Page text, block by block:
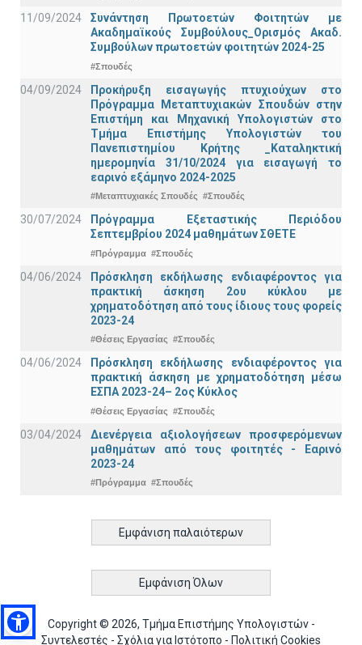
11/09/2024
Συνάντηση Πρωτοετών Φοιτητών με
Ακαδημαϊκούς Συμβούλους_Ορισμός Ακαδ.
Συμβούλων πρωτοετών φοιτητών 2024-25
#Σπουδές
04/09/2024
Προκήρυξη εισαγωγής πτυχιούχων στo
Πρόγραμμα Μεταπτυχιακών Σπουδών στην
Επιστήμη και Μηχανική Υπολογιστών στο
Τμήμα Eπιστήμης Υπολογιστών του
Πανεπιστημίου Κρήτης _Καταληκτική
ημερομηνία 31/10/2024 για εισαγωγή το
εαρινό εξάμηνο 2024-2025
#Μεταπτυχιακές Σπουδές #Σπουδές
30/07/2024
Πρόγραμμα Εξεταστικής Περιόδου
Σεπτεμβρίου 2024 μαθημάτων ΣΘΕΤΕ
#Πρόγραμμα #Σπουδές
04/06/2024
Πρόσκληση εκδήλωσης ενδιαφέροντος για
πρακτική άσκηση 2ου κύκλου με
χρηματοδότηση από τους ίδιους τους φορείς
2023-24
#Θέσεις Εργασίας #Σπουδές
04/06/2024
Πρόσκληση εκδήλωσης ενδιαφέροντος για
πρακτική άσκηση με χρηματοδότηση μέσω
ΕΣΠΑ 2023-24– 2ος Κύκλος
#Θέσεις Εργασίας #Σπουδές
03/04/2024
Διενέργεια αξιολογήσεων προσφερόμενων
μαθημάτων από τους φοιτητές - Εαρινό
2023-24
#Πρόγραμμα #Σπουδές
Εμφάνιση παλαιότερων
Εμφάνιση Όλων
Copyright © 2026, Τμήμα Επιστήμης Υπολογιστών -
Συντελεστές - Σχόλια για Ιστότοπο - Πολιτική Cookies